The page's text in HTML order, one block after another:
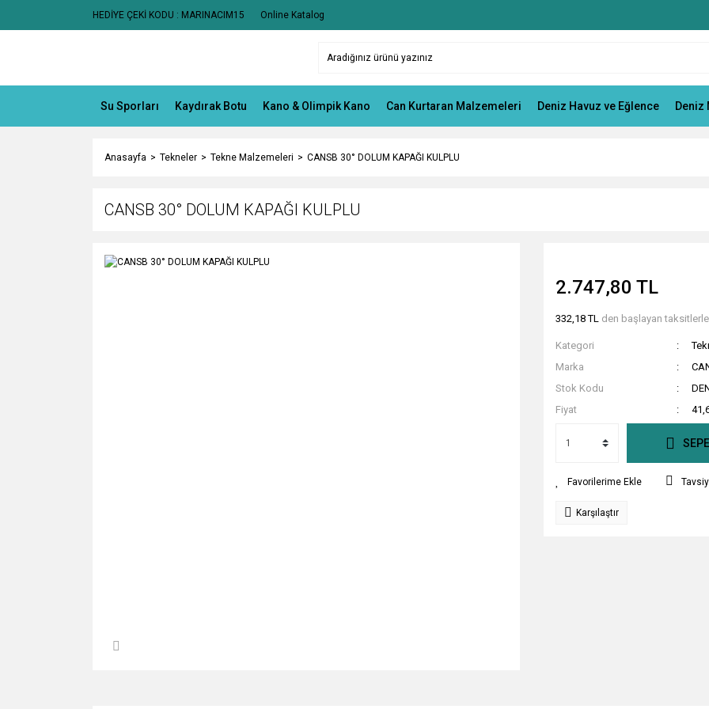
HEDİYE ÇEKİ KODU : MARINACIM15 Online Katalog
Su Sporları Kaydırak Botu Kano & Olimpik Kano Can Kurtaran Malzemeleri Deniz Havuz ve Eğlence Deniz
Anasayfa Tekneler Tekne Malzemeleri CANSB 30° DOLUM KAPAĞI KULPLU
CANSB 30° DOLUM KAPAĞI KULPLU
2.747,80 TL
332,18 TL den başlayan
Kategori
Marka
Stok Kodu
Fiyat
Karşılaştır